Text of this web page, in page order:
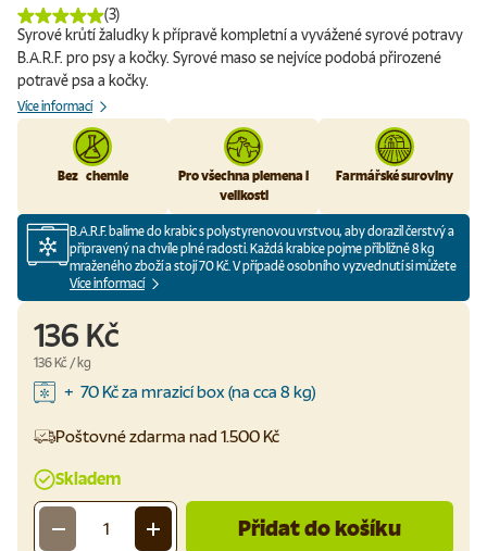
(3)
Syrové krůtí žaludky k přípravě kompletní a vyvážené syrové potravy
B.A.R.F. pro psy a kočky. Syrové maso se nejvíce podobá přirozené
potravě psa a kočky.
Více informací
Bez chemie
Pro všechna plemena i
velikosti
Farmářské suroviny
B.A.R.F. balíme do krabic s polystyrenovou vrstvou, aby dorazil čerstvý a
připravený na chvíle plné radosti. Každá krabice pojme přibližně 8 kg
mraženého zboží a stojí 70 Kč. V případě osobního vyzvednutí si můžete
odnést produkty ve vlastním obalu a neplatit tak krabice.
Více informací
136 Kč
Cena za jednotku
136 Kč /kg
+ 70 Kč za mrazicí box (na cca 8 kg)
Poštovné zdarma nad 1.500 Kč
Skladem
Množství
- + Přidat do košíku